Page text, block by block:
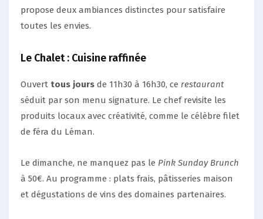
propose deux ambiances distinctes pour satisfaire
toutes les envies.
Le Chalet : Cuisine raffinée
Ouvert tous jours de 11h30 à 16h30, ce restaurant
séduit par son menu signature. Le chef revisite les
produits locaux avec créativité, comme le célèbre filet
de féra du Léman.
Le dimanche, ne manquez pas le Pink Sunday Brunch
à 50€. Au programme : plats frais, pâtisseries maison
et dégustations de vins des domaines partenaires.